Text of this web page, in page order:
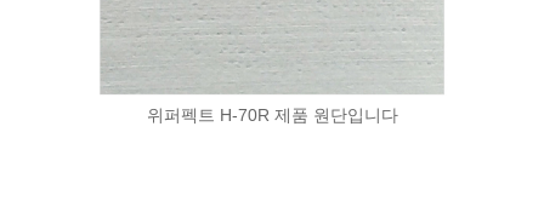
위퍼펙트 H-70R 제품 원단입니다